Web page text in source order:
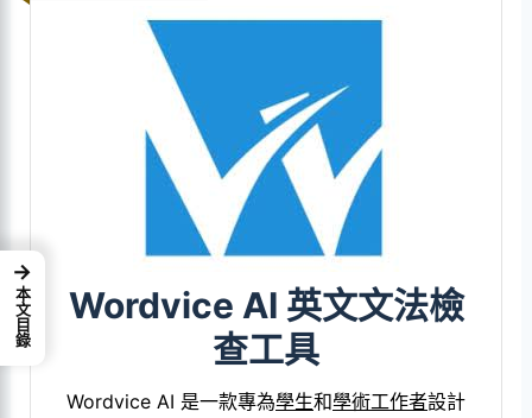
Wordvice AI 英文文法檢
查工具
Wordvice AI 是一款專為學生和學術工作者設計
→
本文目錄